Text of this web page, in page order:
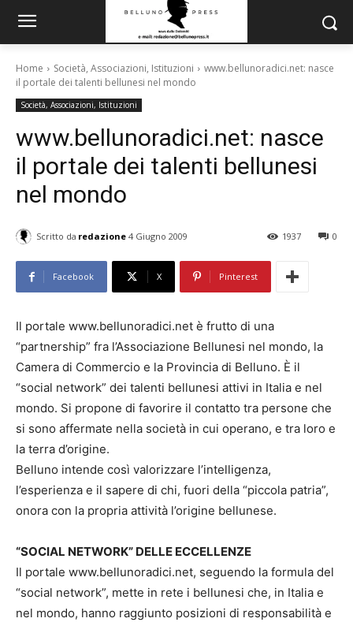
Home Società, Associazioni, Istituzioni
www.bellunoradici.net: nasce
il portale dei talenti bellunesi nel mondo
Società, Associazioni, Istituzioni
www.bellunoradici.net: nasce
il portale dei talenti bellunesi
nel mondo
Scritto da redazione 4 Giugno 2009 0
1937
Facebook X Pinterest
Il portale www.bellunoradici.net è frutto di una
“partnership” fra l’Associazione Bellunesi nel mondo, la
Camera di Commercio e la Provincia di Belluno. È il
“social network” dei talenti bellunesi attivi in Italia e nel
mondo. Si propone di favorire il contatto tra persone che
si sono affermate nella società in cui operano, e tra loro e
la terra d’origine.
Belluno intende così valorizzare l’intelligenza,
l’esperienza e il sapere di chi, fuori della “piccola patria”,
onora con la propria attività l’origine bellunese.
“SOCIAL NETWORK” DELLE ECCELLENZE
Il portale www.bellunoradici.net, seguendo la formula del
“social network”, mette in rete i bellunesi che, in Italia e
nel mondo, hanno raggiunto posizioni di responsabilità e